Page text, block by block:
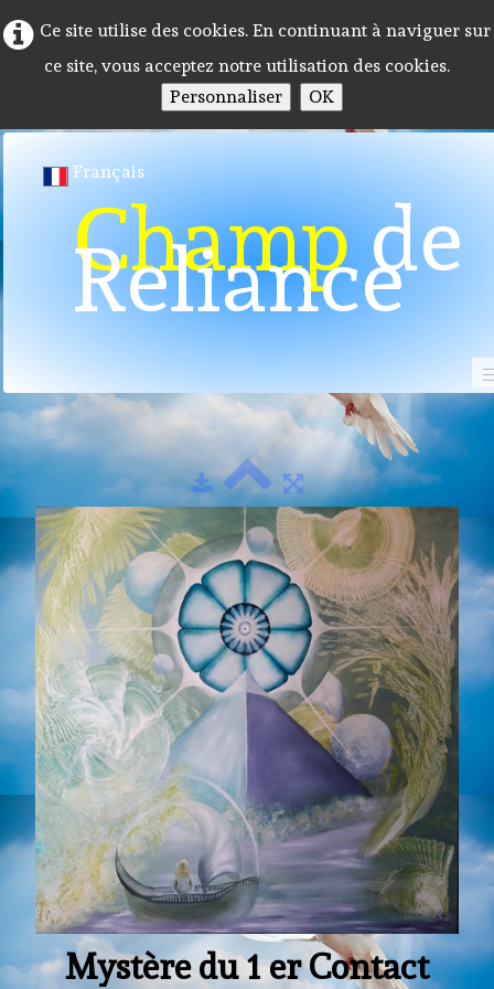
Ce site utilise des cookies. En continuant à naviguer sur
ce site, vous acceptez notre utilisation des cookies.
Personnaliser
OK
Français
Champde
Reliance
Accueil
Programme 2026
Photos▼
Tarifs
Livres
Contact
Photos
Mystère du 1 er Contact